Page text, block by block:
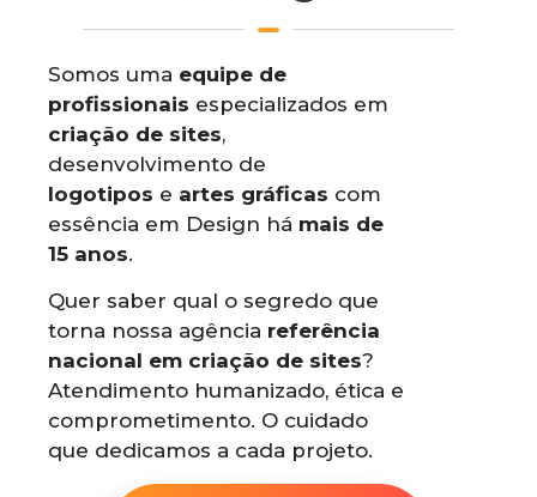
Somos uma equipe de
profissionais especializados em
criação de sites,
desenvolvimento de
logotipos e artes gráficas com
essência em Design há mais de
15 anos.
Quer saber qual o segredo que
torna nossa agência referência
nacional em criação de sites?
Atendimento humanizado, ética e
comprometimento. O cuidado
que dedicamos a cada projeto.